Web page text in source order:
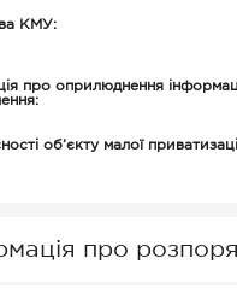
КМУ:
про оприлюднення
об’єкту малої
про